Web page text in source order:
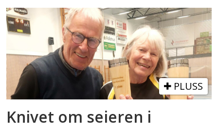
PLUSS
Knivet om seieren i